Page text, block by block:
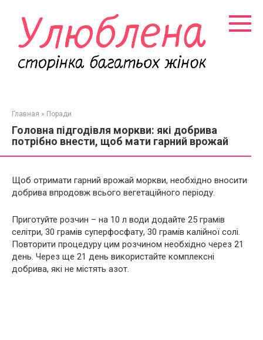
контенту
Главная » Поради
Головна підгодівля моркви: які добрива
потрібно внести, щоб мати гарний врожай
Щоб отримати гарний врожай моркви, необхідно вносити
добрива впродовж всього вегетаційного періоду.
Приготуйте розчин – на 10 л води додайте 25 грамів
селітри, 30 грамів суперфосфату, 30 грамів калійної солі.
Повторити процедуру цим розчином необхідно через 21
день. Через ще 21 день використайте комплексні
добрива, які не містять азот.